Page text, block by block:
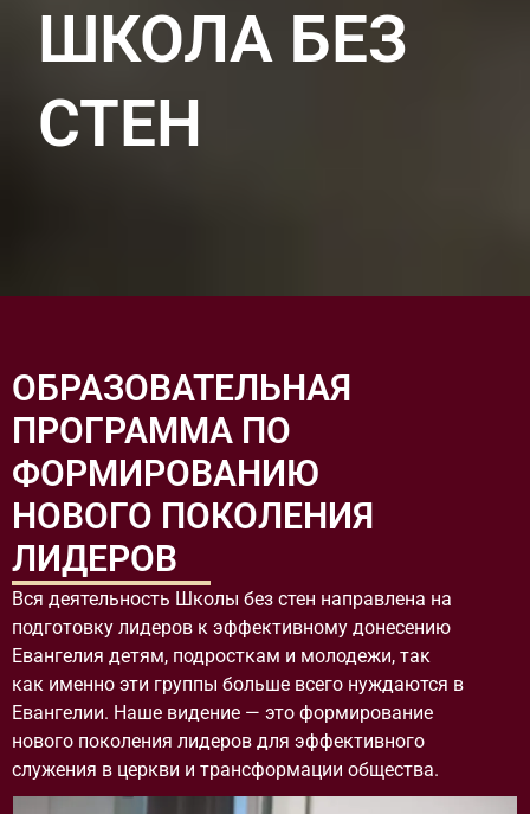
ШКОЛА БЕЗ
СТЕН
ОБРАЗОВАТЕЛЬНАЯ
ПРОГРАММА ПО
ФОРМИРОВАНИЮ
НОВОГО ПОКОЛЕНИЯ
ЛИДЕРОВ
Вся деятельность Школы без стен направлена на
подготовку лидеров к эффективному донесению
Евангелия детям, подросткам и молодежи, так
как именно эти группы больше всего нуждаются в
Евангелии. Наше видение — это формирование
нового поколения лидеров для эффективного
служения в церкви и трансформации общества.